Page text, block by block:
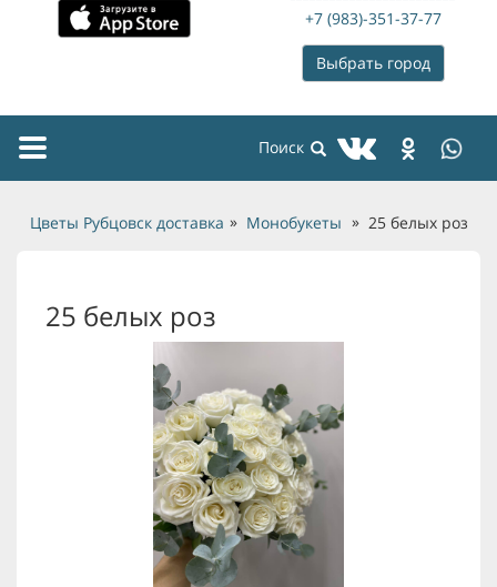
+7 (983)-351-37-77
Выбрать город
Toggle
Цветы Рубцовск доставка Монобукеты 25 белых роз
25 белых роз